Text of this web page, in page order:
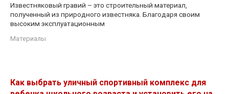
Известняковый гравий – это строительный материал,
полученный из природного известняка. Благодаря своим
высоким эксплуатационным
Материалы
Как выбрать уличный спортивный комплекс для